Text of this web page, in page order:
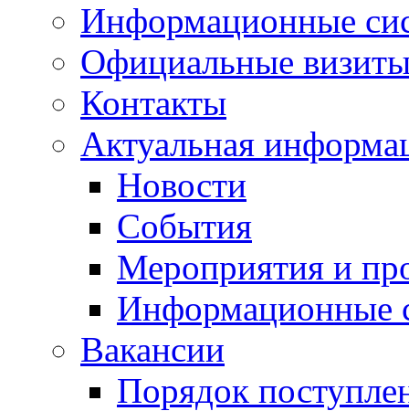
Информационные
Официальные
Контакты
Актуальная
Новости
События
Мероприятия и
Информационные
Вакансии
Порядок